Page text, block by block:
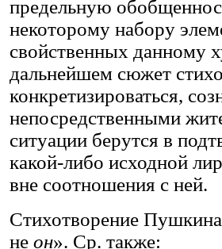
предельную
некоторому набору
свойственных данному
дальнейшем сюжет
конкретизироваться,
непосредственными
ситуации берутся в
какой-либо исходной
вне соотношения с ней.
Стихотворение
не он». Ср. также: